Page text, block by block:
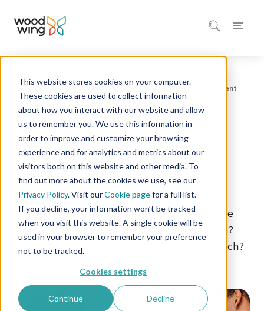
This website stores cookies on your computer.
These cookies are used to collect information
about how you interact with our website and allow
us to remember you. We use this information in
order to improve and customize your browsing
experience and for analytics and metrics about our
visitors both on this website and other media. To
find out more about the cookies we use, see our
Privacy Policy. Visit ourCookie pagefor a full list.
If you decline, your information won’t be tracked
when you visit this website. A single cookie will be
used in your browser to remember your preference
not to be tracked.
Cookies settings
Continue Decline
Procesmanagement 4 minuten leestijd
Business Process
Management
Met Business Process Management neem je
als organisatie even een stapje terug. ‘Huh?
Maar ik wil vooruit!’ roep je nu verward, toch?